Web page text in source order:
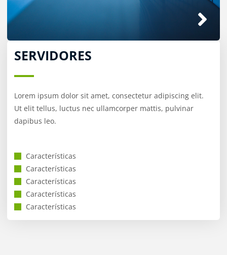
SERVIDORES
Lorem ipsum dolor sit amet, consectetur adipiscing elit.
Ut elit tellus, luctus nec ullamcorper mattis, pulvinar
dapibus leo.
Características
Características
Características
Características
Características